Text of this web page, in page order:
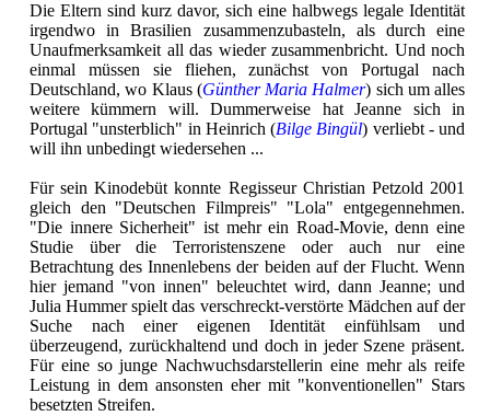
Die Eltern sind kurz davor, sich eine halbwegs legale Identität
irgendwo in Brasilien zusammenzubasteln, als durch eine
Unaufmerksamkeit all das wieder zusammenbricht. Und noch
einmal müssen sie fliehen, zunächst von Portugal nach
Deutschland, wo Klaus (Günther Maria Halmer) sich um alles
weitere kümmern will. Dummerweise hat Jeanne sich in
Portugal "unsterblich" in Heinrich (Bilge Bingül) verliebt - und
will ihn unbedingt wiedersehen ...
Für sein Kinodebüt konnte Regisseur Christian Petzold 2001
gleich den "Deutschen Filmpreis" "Lola" entgegennehmen.
"Die innere Sicherheit" ist mehr ein Road-Movie, denn eine
Studie über die Terroristenszene oder auch nur eine
Betrachtung des Innenlebens der beiden auf der Flucht. Wenn
hier jemand "von innen" beleuchtet wird, dann Jeanne; und
Julia Hummer spielt das verschreckt-verstörte Mädchen auf der
Suche nach einer eigenen Identität einfühlsam und
überzeugend, zurückhaltend und doch in jeder Szene präsent.
Für eine so junge Nachwuchsdarstellerin eine mehr als reife
Leistung in dem ansonsten eher mit "konventionellen" Stars
besetzten Streifen.